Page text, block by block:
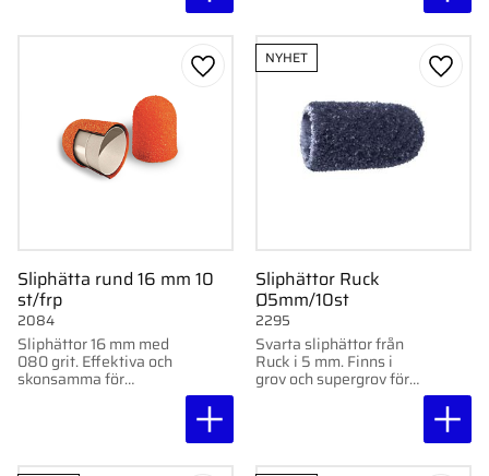
Sliphätta rund 16 mm 10
st/frp
Sliphättor 16 mm med
080 grit. Effektiva och
skonsamma för
2084
Lägg till i favoriter
Sliphättor Ruck
Ø5mm/10st
Svarta sliphättor från
Ruck i 5 mm. Finns i
grov och supergrov för
2295
NYHET
Lägg